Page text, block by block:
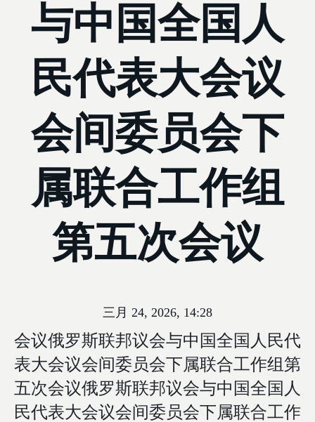
与中国全国人
民代表大会议
会间委员会下
属联合工作组
第五次会议
会议俄罗斯联邦议会与中国全国人民代
表大会议会间委员会下属联合工作组第
五次会议俄罗斯联邦议会与中国全国人
民代表大会议会间委员会下属联合工作
三月 24, 2026, 14:28